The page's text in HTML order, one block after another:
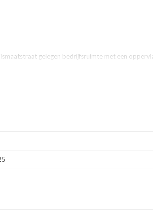
gelegen bedrijfsruimte met een
gewone deur aan de Bosuilstraat, bedrijfsruimte